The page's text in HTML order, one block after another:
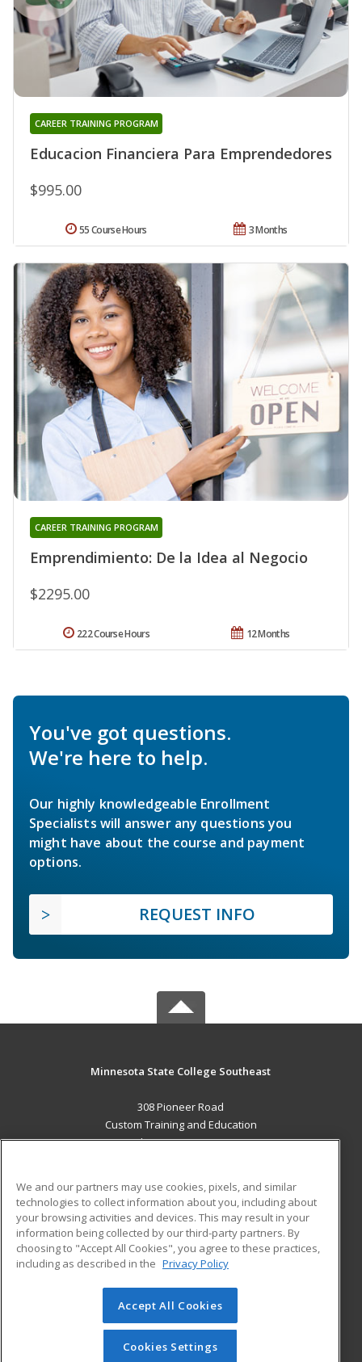
Educacion Financiera Para Emprendedores
CAREER TRAINING PROGRAM
$995.00
3 Months
55 Course Hours
Emprendimiento: De la Idea al Negocio
CAREER TRAINING PROGRAM
$2295.00
12 Months
222 Course Hours
You've got questions.
We're here to help.
Our highly knowledgeable Enrollment
Specialists will answer any questions you
might have about the course and payment
options.
REQUEST INFO
Minnesota State College Southeast
308 Pioneer Road
Custom Training and Education
Red Wing, MN 55066 US
Career Training
ADDITIONAL RESOURCES
Military
Help
Student Blog
© 2026 ed2go, a division of Cengage Learning. All rights
reserved. The material on this site cannot be reproduced or
redistributed unless you have obtained prior written
We and our partners may use cookies, pixels, and similar
technologies to collect information about you, including about
your browsing activities and devices. This may result in your
information being collected by our third-party partners. By
choosing to "Accept All Cookies", you agree to these practices,
including as described in the Privacy Policy
Accept All Cookies
Cookies Settings